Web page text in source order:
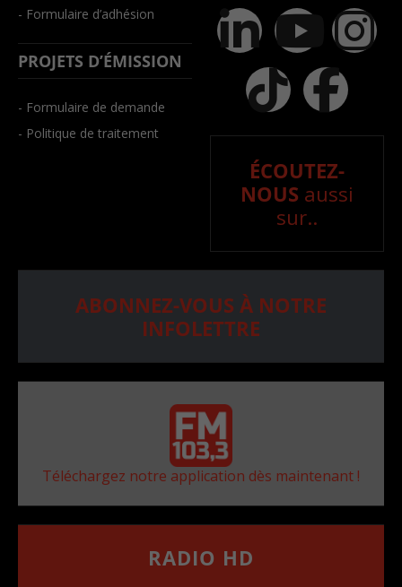
- Formulaire d’adhésion
PROJETS D’ÉMISSION
- Formulaire de demande
- Politique de traitement
ÉCOUTEZ-
NOUS aussi
sur..
ABONNEZ-VOUS À NOTRE
INFOLETTRE
Téléchargez notre application dès maintenant !
RADIO HD